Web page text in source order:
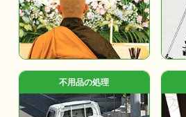
不用品の処理